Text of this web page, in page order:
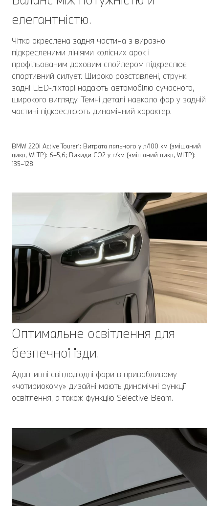
елегантністю.
Чітко окреслена задня частина з виразно
підкресленими лініями колісних арок і
профільованим даховим спойлером підкреслює
спортивний силует. Широко розставлені, стрункі
задні LED-ліхтарі надають автомобілю сучасного,
широкого вигляду. Темні деталі навколо фар у задній
частині підкреслюють динамічний характер.
BMW 220i Active Tourer¹: Витрата пального у л/100 км (змішаний
цикл, WLTP): 6–5,6; Викиди СО2 у г/км (змішаний цикл, WLTP):
135–128
Оптимальне освітлення для
безпечної їзди.
Адаптивні світлодіодні фари в привабливому
«чотириокому» дизайні мають динамічні функції
освітлення, а також функцію Selective Beam.